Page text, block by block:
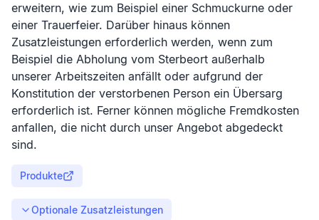
erweitern, wie zum Beispiel einer Schmuckurne oder
einer Trauerfeier. Darüber hinaus können
Zusatzleistungen erforderlich werden, wenn zum
Beispiel die Abholung vom Sterbeort außerhalb
unserer Arbeitszeiten anfällt oder aufgrund der
Konstitution der verstorbenen Person ein Übersarg
erforderlich ist. Ferner können mögliche Fremdkosten
anfallen, die nicht durch unser Angebot abgedeckt
sind.
Produkte
Optionale Zusatzleistungen